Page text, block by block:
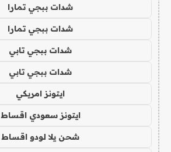
شدات ببجي تمارا
شدات ببجي تمارا
شدات ببجي تابي
شدات ببجي تابي
ايتونز امريكي
ايتونز سعودي اقساط
شحن يلا لودو اقساط